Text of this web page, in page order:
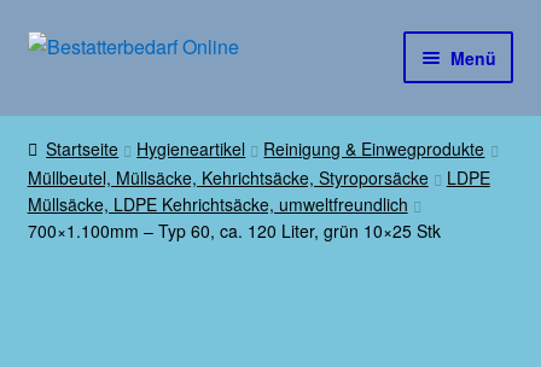
Zur
Zum
Menü
Mein Konto
Registration
Shop für Bestatter
Startseite Hygieneartikel
Reinigung & Einwegprodukte
Müllbeutel, Müllsäcke, Kehrichtsäcke, Styroporsäcke
LDPE
Müllsäcke, LDPE Kehrichtsäcke, umweltfreundlich
700×1.100mm – Typ 60, ca. 120 Liter, grün 10×25 Stk